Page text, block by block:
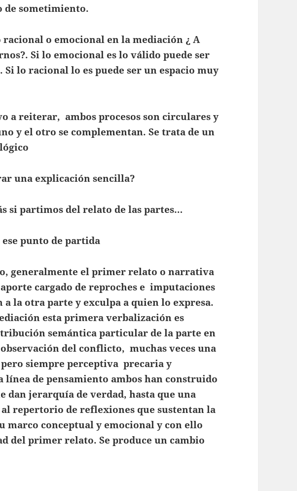
de sometimiento.
racional o emocional en la mediación ¿ A
Si lo emocional es lo válido puede ser
lo racional lo es puede ser un espacio muy
a reiterar, ambos procesos son circulares y
y el otro se complementan. Se trata de un
una explicación sencilla?
si partimos del relato de las partes…
punto de partida
generalmente el primer relato o narrativa
cargado de reproches e imputaciones
a la otra parte y exculpa a quien lo expresa.
esta primera verbalización es
semántica particular de la parte en
del conflicto, muchas veces una
siempre perceptiva precaria y
línea de pensamiento ambos han construido
dan jerarquía de verdad, hasta que una
repertorio de reflexiones que sustentan la
marco conceptual y emocional y con ello
del primer relato. Se produce un cambio